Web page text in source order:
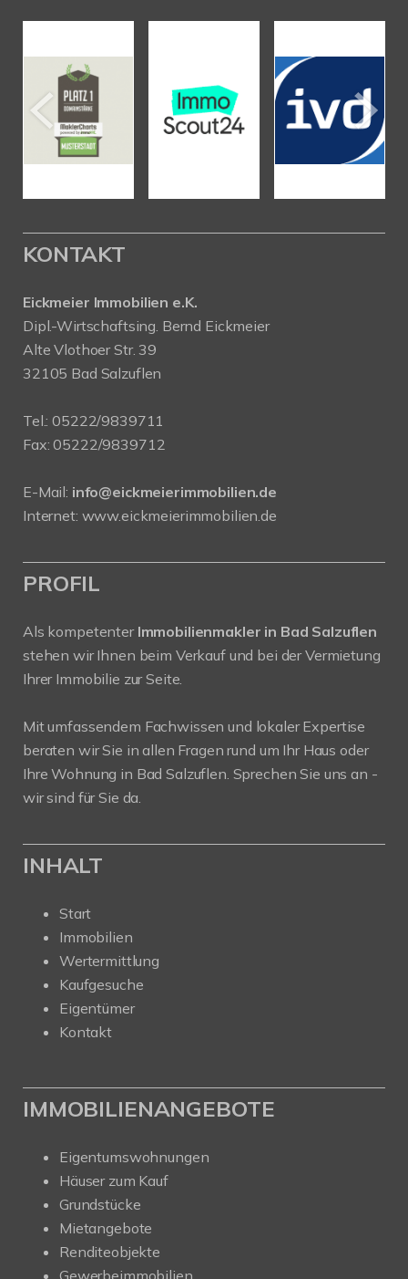
KONTAKT
Eickmeier Immobilien e.K.
Dipl.-Wirtschaftsing. Bernd Eickmeier
Alte Vlothoer Str. 39
32105 Bad Salzuflen
Tel.:05222/9839711
Fax: 05222/9839712
E-Mail: info@eickmeierimmobilien.de
Internet: www.eickmeierimmobilien.de
PROFIL
Als kompetenter Immobilienmakler in Bad Salzuflen
stehen wir Ihnen beim Verkauf und bei der Vermietung
Ihrer Immobilie zur Seite.
Mit umfassendem Fachwissen und lokaler Expertise
beraten wir Sie in allen Fragen rund um Ihr Haus oder
Ihre Wohnung in Bad Salzuflen. Sprechen Sie uns an -
wir sind für Sie da.
INHALT
Start
Immobilien
Wertermittlung
Kaufgesuche
Eigentümer
Kontakt
IMMOBILIENANGEBOTE
Eigentumswohnungen
Häuser zum Kauf
Grundstücke
Mietangebote
Renditeobjekte